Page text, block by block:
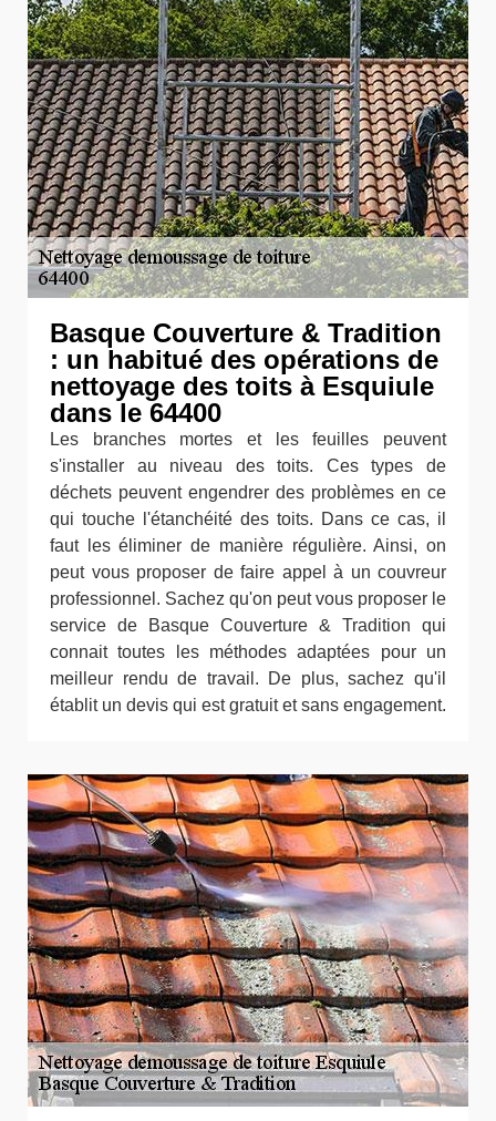
Basque Couverture & Tradition
: un habitué des opérations de
nettoyage des toits à Esquiule
dans le 64400
Les branches mortes et les feuilles peuvent
s'installer au niveau des toits. Ces types de
déchets peuvent engendrer des problèmes en ce
qui touche l'étanchéité des toits. Dans ce cas, il
faut les éliminer de manière régulière. Ainsi, on
peut vous proposer de faire appel à un couvreur
professionnel. Sachez qu'on peut vous proposer le
service de Basque Couverture & Tradition qui
connait toutes les méthodes adaptées pour un
meilleur rendu de travail. De plus, sachez qu'il
établit un devis qui est gratuit et sans engagement.